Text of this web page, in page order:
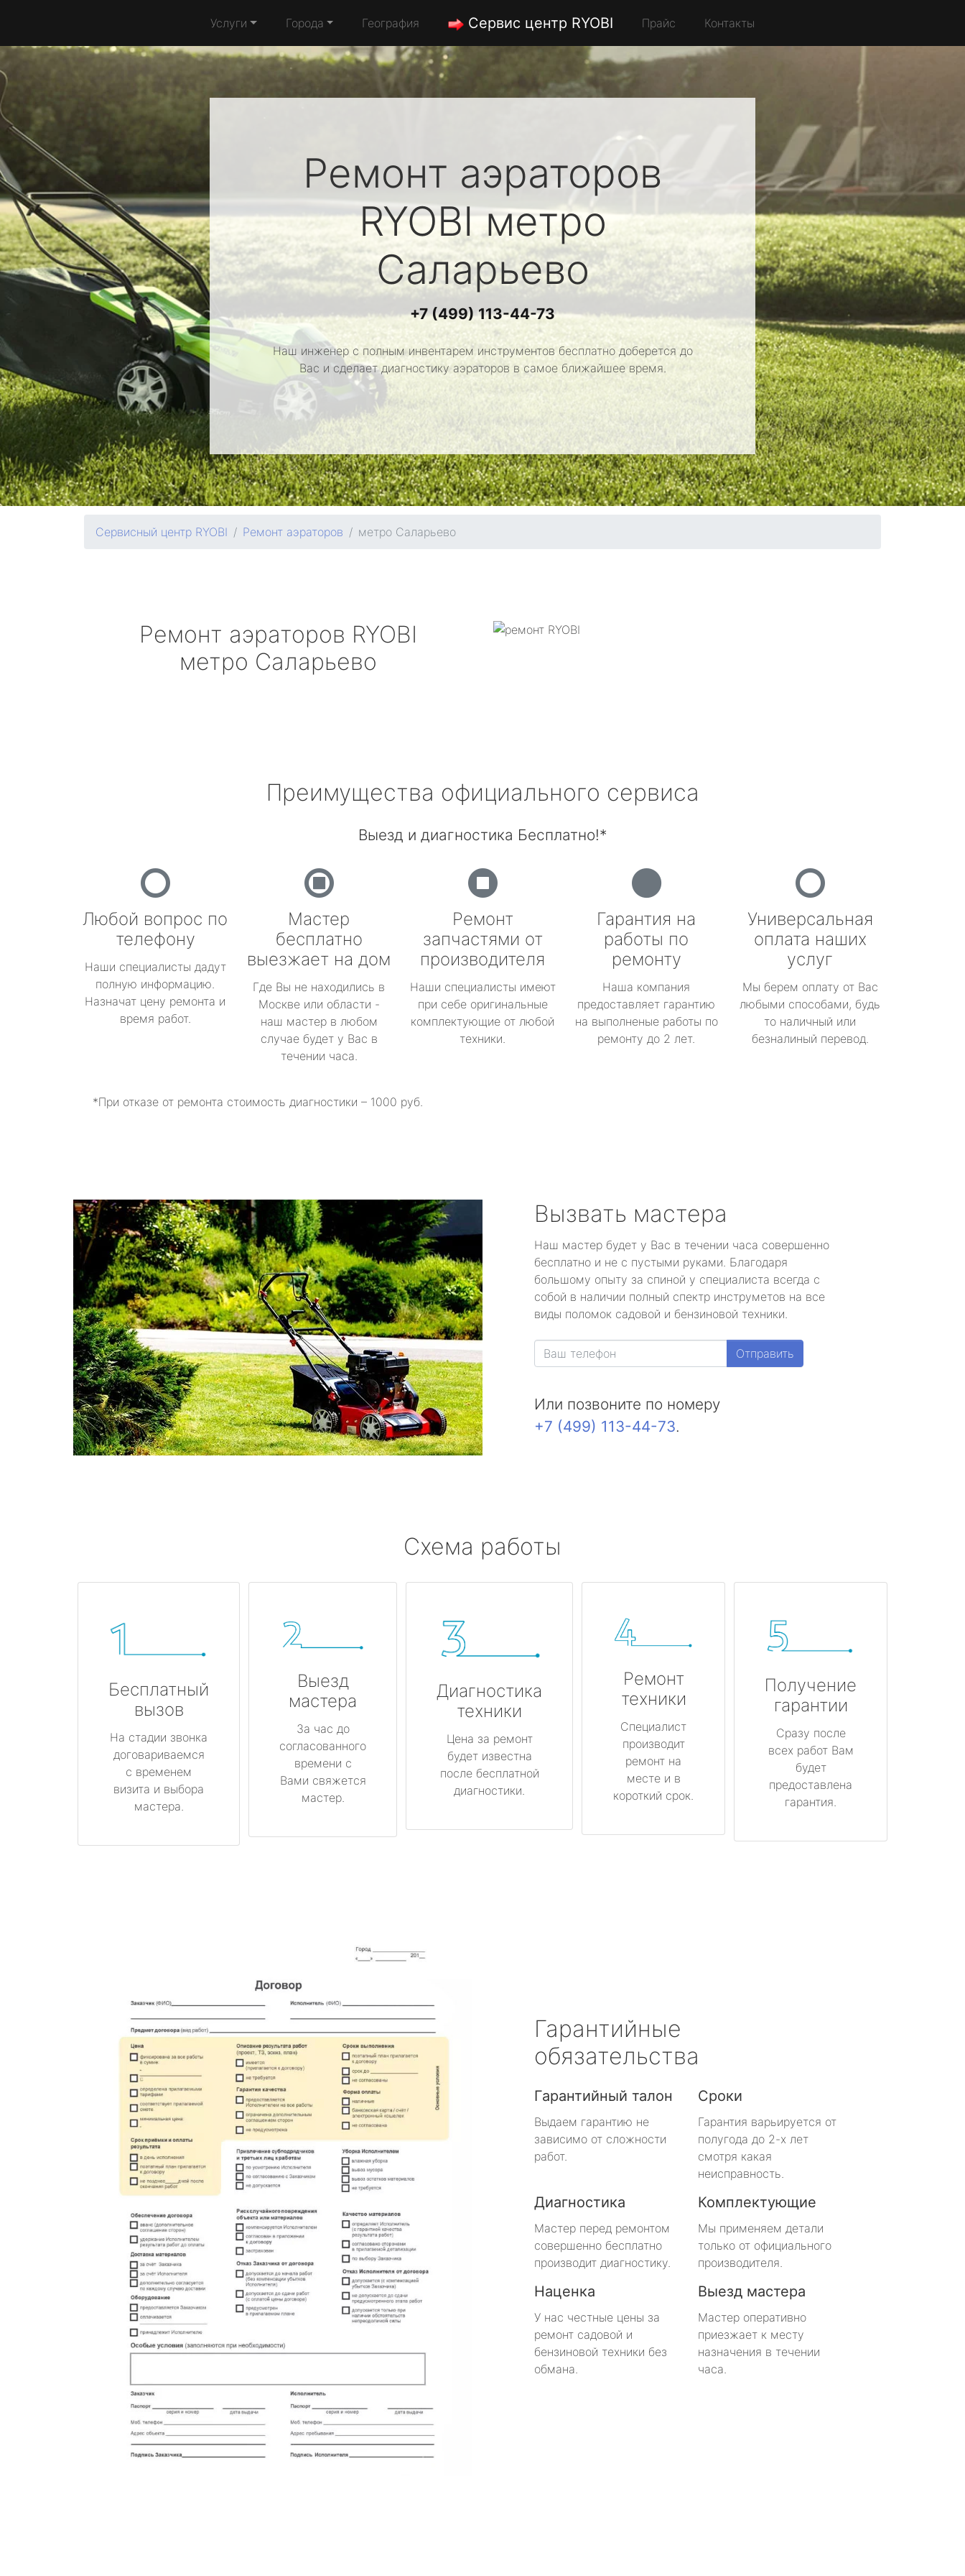
Услуги Города География Сервис центр RYOBI Прайс Контакты
Ремонт аэраторов
RYOBIметро
Саларьево
+7 (499) 113-44-73
Наш инженер с полным инвентарем инструментов бесплатно доберется до
Вас и сделает диагностику аэраторов в самое ближайшее время.
Сервисный центр RYOBI Ремонт аэраторов метро Саларьево
Ремонт аэраторов RYOBI
метро Саларьево
Преимущества официального сервиса
Выезд и диагностика Бесплатно!*
Любой вопрос по
телефону
Наши специалисты дадут
полную информацию.
Назначат цену ремонта и
время работ.
Мастер
бесплатно
выезжает на дом
Где Вы не находились в
Москве или области -
наш мастер в любом
случае будет у Вас в
течении часа.
Ремонт
запчастями от
производителя
Наши специалисты имеют
при себе оригинальные
комплектующие от любой
техники.
Гарантия на
работы по
ремонту
Наша компания
предоставляет гарантию
на выполненые работы по
ремонту до 2 лет.
Универсальная
оплата наших
услуг
Мы берем оплату от Вас
любыми способами, будь
то наличный или
безналиный перевод.
*При отказе от ремонта стоимость диагностики – 1000 руб.
Вызвать мастера
Наш мастер будет у Вас в течении часа совершенно
бесплатно и не с пустыми руками. Благодаря
большому опыту за спиной у специалиста всегда с
собой в наличии полный спектр инструметов на все
виды поломок садовой и бензиновой техники.
Отправить
Или позвоните по номеру
+7 (499) 113-44-73.
Схема работы
Бесплатный
вызов
На стадии звонка
договариваемся
с временем
визита и выбора
мастера.
Выезд
мастера
За час до
согласованного
времени с
Вами свяжется
мастер.
Диагностика
техники
Цена за ремонт
будет известна
после бесплатной
диагностики.
Ремонт
техники
Специалист
производит
ремонт на
месте и в
короткий срок.
Получение
гарантии
Сразу после
всех работ Вам
будет
предоставлена
гарантия.
Гарантийные
обязательства
Гарантийный талон
Выдаем гарантию не
зависимо от сложности
работ.
Сроки
Гарантия варьируется от
полугода до 2-х лет
смотря какая
неисправность.
Диагностика
Мастер перед ремонтом
совершенно бесплатно
производит диагностику.
Комплектующие
Мы применяем детали
только от официального
производителя.
Наценка
У нас честные цены за
ремонт садовой и
бензиновой техники без
обмана.
Выезд мастера
Мастер оперативно
приезжает к месту
назначения в течении
часа.